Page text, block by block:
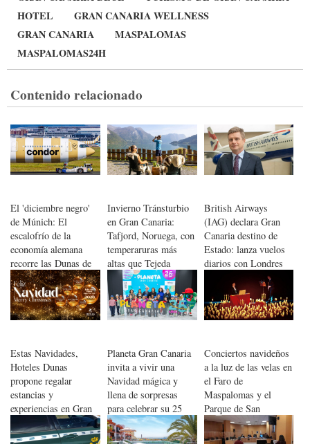
HOTEL
GRAN CANARIA WELLNESS
GRAN CANARIA
MASPALOMAS
MASPALOMAS24H
Contenido relacionado
El 'diciembre negro'
de Múnich: El
escalofrío de la
economía alemana
recorre las Dunas de
Maspalomas
Invierno Tránsturbio
en Gran Canaria:
Tafjord, Noruega, con
temperaruras más
altas que Tejeda
British Airways
(IAG) declara Gran
Canaria destino de
Estado: lanza vuelos
diarios con Londres
Estas Navidades,
Hoteles Dunas
propone regalar
estancias y
experiencias en Gran
Canaria
Planeta Gran Canaria
invita a vivir una
Navidad mágica y
llena de sorpresas
para celebrar su 25
aniversario
Conciertos navideños
a la luz de las velas en
el Faro de
Maspalomas y el
Parque de San
Fernando